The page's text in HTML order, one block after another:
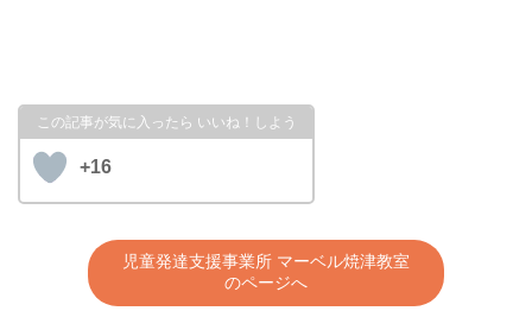
+16
児童発達支援事業所 マーベル焼津教室
のページへ